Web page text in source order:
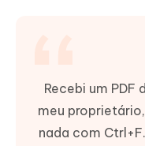
Recebi um
meu
nada com